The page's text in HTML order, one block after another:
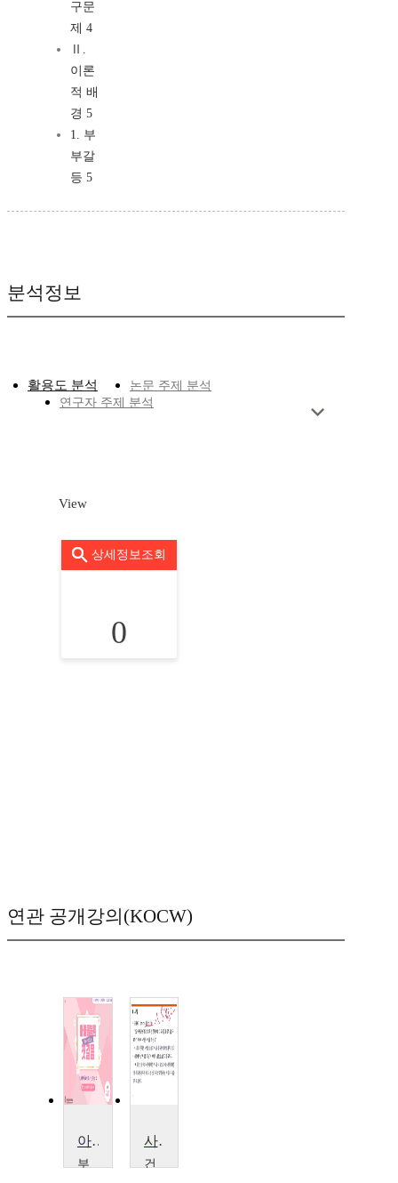
구문
제 4
Ⅱ.
이론
적 배
경 5
1. 부
부갈
등 5
분석정보
활용도 분석
논문 주제 분석
연구자 주제 분석
View
상세정보조회
0
연관 공개강의(KOCW)
아이돌봄의 첫걸음
부
사랑 결혼 가족에 대한 이해
건